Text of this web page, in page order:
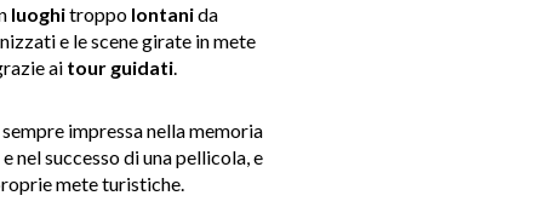
luoghitroppo lontanida
e le scene girate in mete
ai tour guidati.
impressa nella memoria
nel successo di una pellicola, e
mete turistiche.